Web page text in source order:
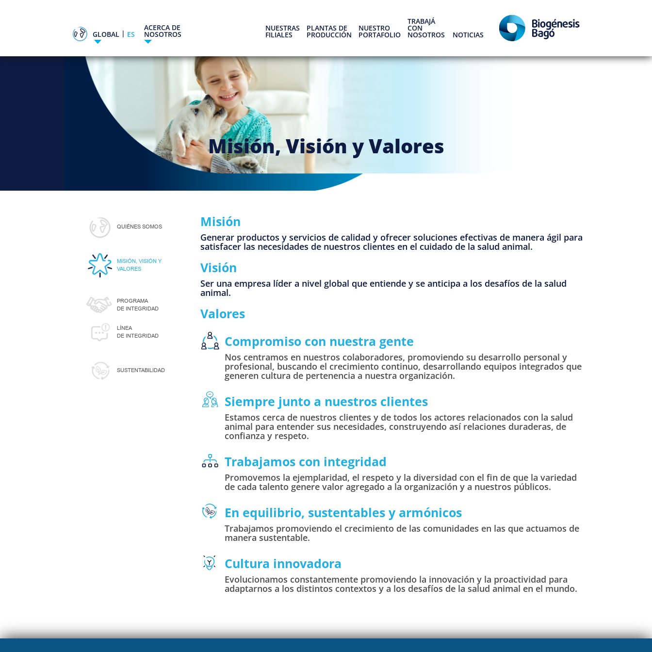
GLOBAL | ES
ACERCA DE
NOSOTROS
NUESTRAS
FILIALES
PLANTAS DE
PRODUCCIÓN
NUESTRO
PORTAFOLIO
TRABAJÁ
CON
NOSOTROS NOTICIAS
Misión, Visión y Valores
QUIÉNES SOMOS
MISIÓN, VISIÓN Y
VALORES
PROGRAMA
DE INTEGRIDAD
LÍNEA
DE INTEGRIDAD
SUSTENTABILIDAD
Misión
Generar productos y servicios de calidad y ofrecer soluciones efectivas de manera ágil para
satisfacer las necesidades de nuestros clientes en el cuidado de la salud animal.
Visión
Ser una empresa líder a nivel global que entiende y se anticipa a los desafíos de la salud
animal.
Valores
Compromiso con nuestra gente
Nos centramos en nuestros colaboradores, promoviendo su desarrollo personal y
profesional, buscando el crecimiento continuo, desarrollando equipos integrados que
generen cultura de pertenencia a nuestra organización.
Siempre junto a nuestros clientes
Estamos cerca de nuestros clientes y de todos los actores relacionados con la salud
animal para entender sus necesidades, construyendo así relaciones duraderas, de
confianza y respeto.
Trabajamos con integridad
Promovemos la ejemplaridad, el respeto y la diversidad con el fin de que la variedad
de cada talento genere valor agregado a la organización y a nuestros públicos.
En equilibrio, sustentables y armónicos
Trabajamos promoviendo el crecimiento de las comunidades en las que actuamos de
manera sustentable.
Cultura innovadora
Evolucionamos constantemente promoviendo la innovación y la proactividad para
adaptarnos a los distintos contextos y a los desafíos de la salud animal en el mundo.